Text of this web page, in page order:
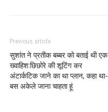
Previous article
सुशांत ने प्रतीक बब्बर को बताई थी एक
ख्वाहिश:छिछोरे की शूटिंग कर
अंटार्कटिक जाने का था प्लान, कहा था-
बस अकेले जाना चाहता हूं